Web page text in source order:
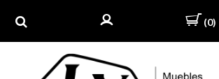
(0)